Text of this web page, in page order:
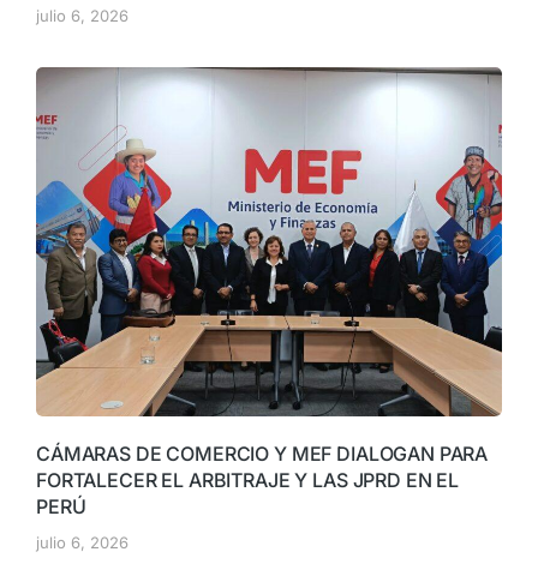
julio 6, 2026
CÁMARAS DE COMERCIO Y MEF DIALOGAN PARA
FORTALECER EL ARBITRAJE Y LAS JPRD EN EL
PERÚ
julio 6, 2026